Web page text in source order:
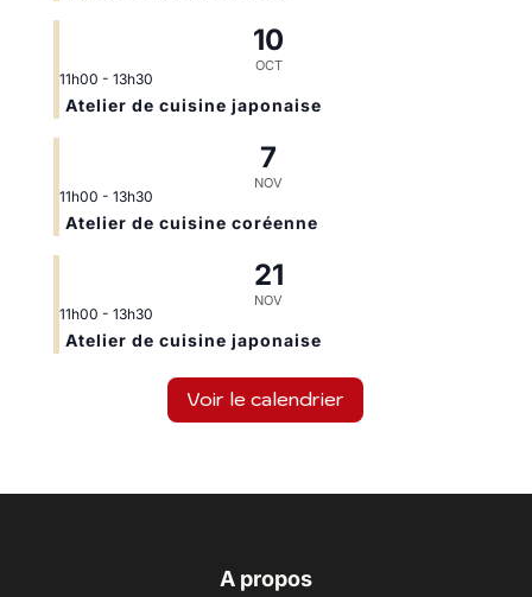
10
OCT
11h00 - 13h30
Atelier de cuisine japonaise
7
NOV
11h00 - 13h30
Atelier de cuisine coréenne
21
NOV
11h00 - 13h30
Atelier de cuisine japonaise
Voir le calendrier
A propos